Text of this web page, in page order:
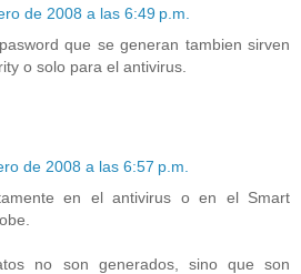
de 2008 a las 6:49 p.m.
que se generan tambien sirven
o solo para el antivirus.
de 2008 a las 6:57 p.m.
en el antivirus o en el Smart
no son generados, sino que son